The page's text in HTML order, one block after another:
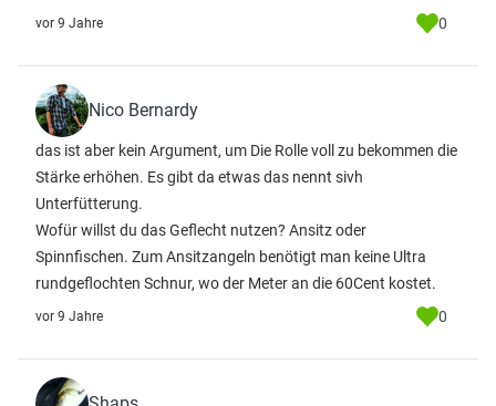
vor 9 Jahre 0
Nico Bernardy
das ist aber kein Argument, um Die Rolle voll zu bekommen die
Stärke erhöhen. Es gibt da etwas das nennt sivh
Unterfütterung.
Wofür willst du das Geflecht nutzen? Ansitz oder
Spinnfischen. Zum Ansitzangeln benötigt man keine Ultra
rundgeflochten Schnur, wo der Meter an die 60Cent kostet.
vor 9 Jahre 0